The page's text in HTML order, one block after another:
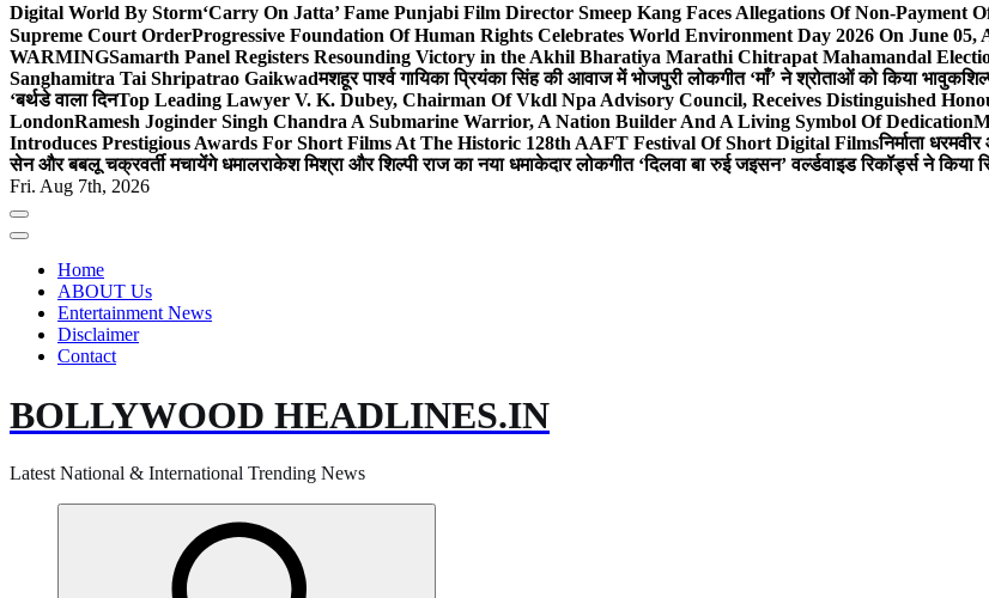
Digital World By Storm‘Carry On Jatta’ Fame Punjabi Film Director Smeep Kang Faces Allegations Of Non-
Supreme Court OrderProgressive Foundation Of Human Rights Celebrates World Environment Day 2026 On June
WARMINGSamarth Panel Registers Resounding Victory in the Akhil Bharatiya Marathi Chitrapat Mahamandal
Sanghamitra Tai Shripatrao Gaikwadमशहूर पार्श्व गायिका प्रियंका सिंह की आवाज में भोजपुरी लोकगीत ‘माँ’ ने श्रोताओं को किया भावुक
‘बर्थडे वाला दिनTop Leading Lawyer V. K. Dubey, Chairman Of Vkdl Npa Advisory Council, Receives Distinguished
LondonRamesh Joginder Singh Chandra A Submarine Warrior, A Nation Builder And A Living Symbol Of Dedication
Introduces Prestigious Awards For Short Films At The Historic 128th AAFT Festival Of Short Digital Filmsनिर्माता
सेन और बबलू चक्रवर्ती मचायेंगे धमालराकेश मिश्रा और शिल्पी राज का नया धमाकेदार लोकगीत ‘दिलवा बा रुई जइसन’ वर्ल्डवाइड रिकॉर्ड्स ने किया
Fri. Aug 7th, 2026
Home
ABOUT Us
Entertainment News
Disclaimer
Contact
BOLLYWOOD HEADLINES.IN
Latest National & International Trending News